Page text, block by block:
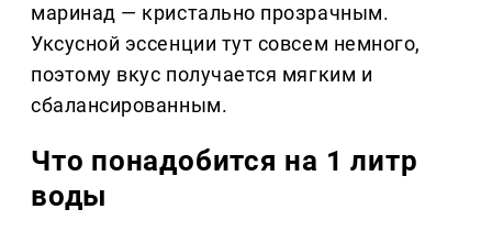
маринад — кристально прозрачным.
Уксусной эссенции тут совсем немного,
поэтому вкус получается мягким и
сбалансированным.
Что понадобится на 1 литр
воды